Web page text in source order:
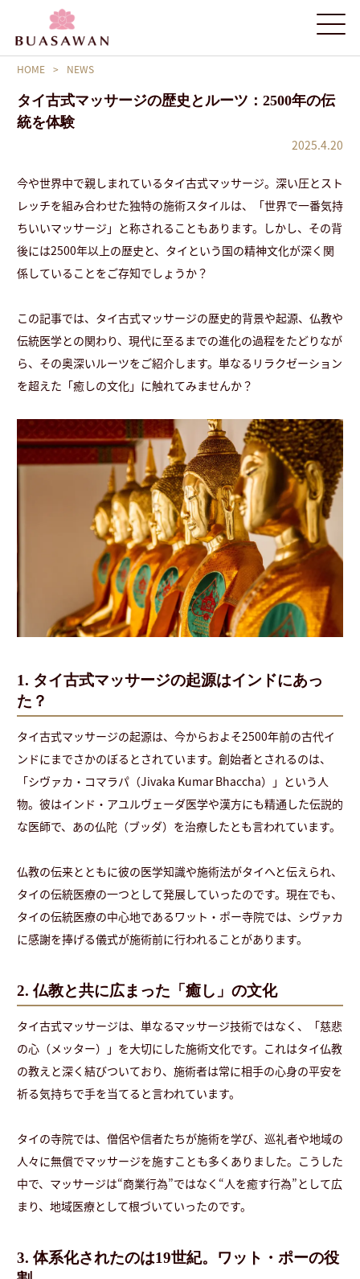
HOME > NEWS
タイ古式マッサージの歴史とルーツ：2500年の伝
統を体験
2025.4.20
今や世界中で親しまれているタイ古式マッサージ。深い圧とスト
レッチを組み合わせた独特の施術スタイルは、「世界で一番気持
ちいいマッサージ」と称されることもあります。しかし、その背
後には2500年以上の歴史と、タイという国の精神文化が深く関
係していることをご存知でしょうか？
この記事では、タイ古式マッサージの歴史的背景や起源、仏教や
伝統医学との関わり、現代に至るまでの進化の過程をたどりなが
ら、その奥深いルーツをご紹介します。単なるリラクゼーション
を超えた「癒しの文化」に触れてみませんか？
1. タイ古式マッサージの起源はインドにあっ
た？
タイ古式マッサージの起源は、今からおよそ2500年前の古代イ
ンドにまでさかのぼるとされています。創始者とされるのは、
「シヴァカ・コマラパ（Jivaka Kumar Bhaccha）」という人
物。彼はインド・アユルヴェーダ医学や漢方にも精通した伝説的
な医師で、あの仏陀（ブッダ）を治療したとも言われています。
仏教の伝来とともに彼の医学知識や施術法がタイへと伝えられ、
タイの伝統医療の一つとして発展していったのです。現在でも、
タイの伝統医療の中心地であるワット・ポー寺院では、シヴァカ
に感謝を捧げる儀式が施術前に行われることがあります。
2. 仏教と共に広まった「癒し」の文化
タイ古式マッサージは、単なるマッサージ技術ではなく、「慈悲
の心（メッター）」を大切にした施術文化です。これはタイ仏教
の教えと深く結びついており、施術者は常に相手の心身の平安を
祈る気持ちで手を当てると言われています。
タイの寺院では、僧侶や信者たちが施術を学び、巡礼者や地域の
人々に無償でマッサージを施すことも多くありました。こうした
中で、マッサージは“商業行為”ではなく“人を癒す行為”として広
まり、地域医療として根づいていったのです。
3. 体系化されたのは19世紀。ワット・ポーの役